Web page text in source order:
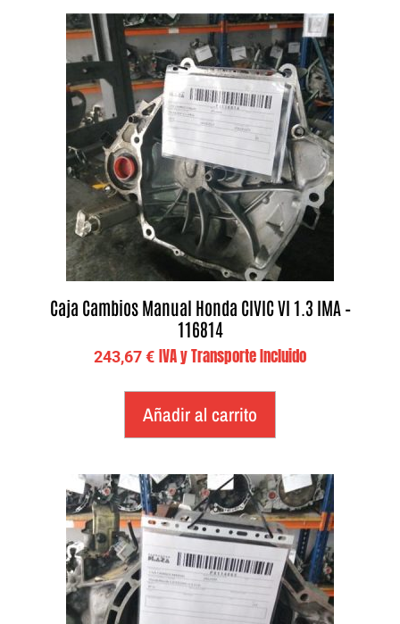
Caja Cambios Manual Honda CIVIC VI 1.3 IMA –
116814
243,67€ IVA y Transporte Incluido
Añadir al carrito